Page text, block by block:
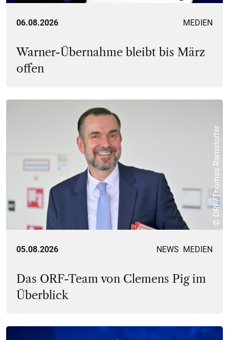
06.08.2026 MEDIEN
Warner-Übernahme bleibt bis März
offen
© ORF/Thomas Ramstorfer
05.08.2026 NEWS MEDIEN
Das ORF-Team von Clemens Pig im
Überblick